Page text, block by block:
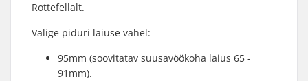
Rottefellalt.
Valige piduri laiuse vahel:
95mm (soovitatav suusavöökoha laius 65 -
91mm).